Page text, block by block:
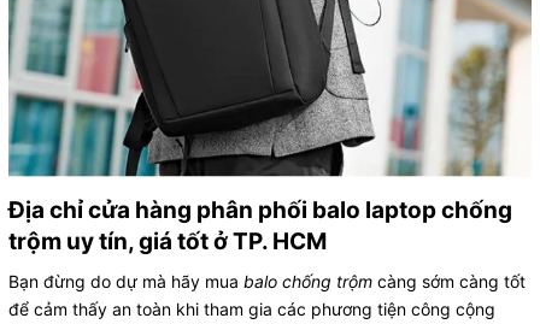
Địa chỉ cửa hàng phân phối balo laptop chống
trộm uy tín, giá tốt ở TP. HCM
Bạn đừng do dự mà hãy mua balo chống trộm càng sớm càng tốt
để cảm thấy an toàn khi tham gia các phương tiện công cộng